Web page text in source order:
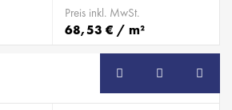
Preis inkl. MwSt.
68,53 € / m²